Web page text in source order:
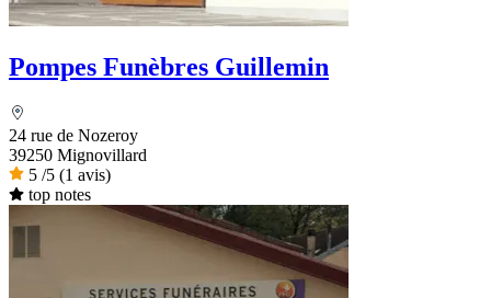
Pompes Funèbres Guillemin
24 rue de Nozeroy
39250 Mignovillard
5 /5 (1 avis)
top notes